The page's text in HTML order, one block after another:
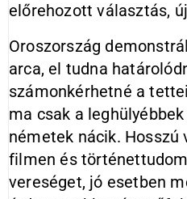
előrehozott választás,
Oroszország
arca, el tudna
számonkérhetné a
ma csak a
németek nácik. Hosszú
filmen és
vereséget, jó esetben